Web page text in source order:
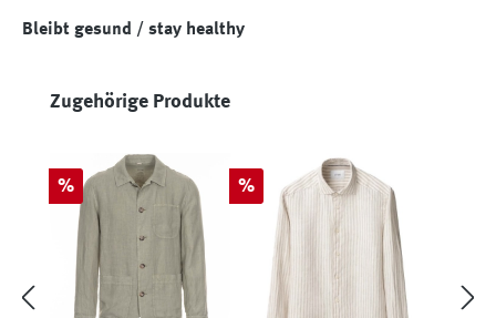
Bleibt gesund / stay healthy
Produktgalerie überspringen
Zugehörige Produkte
Rabatt
% Rabatt
%